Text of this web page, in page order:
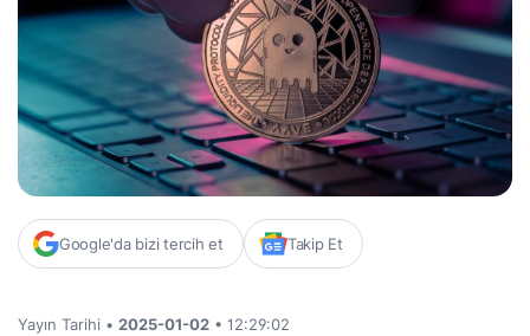
Google'da bizi tercih et Takip Et
Yayın Tarihi • 2025-01-02 • 12:29:02